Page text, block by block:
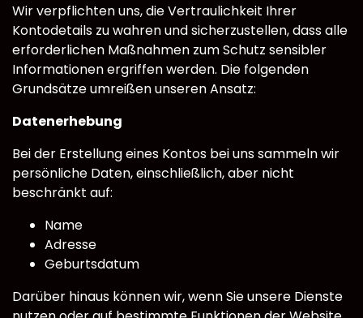
Wir verpflichten uns, die Vertraulichkeit Ihrer
Kontodetails zu wahren und sicherzustellen, dass alle
erforderlichen Maßnahmen zum Schutz sensibler
Informationen ergriffen werden. Die folgenden
Grundsätze umreißen unseren Ansatz:
Datenerhebung
Bei der Erstellung eines Kontos bei uns sammeln wir
persönliche Daten, einschließlich, aber nicht
beschränkt auf:
Name
Adresse
Geburtsdatum
Darüber hinaus können wir, wenn Sie unsere Dienste